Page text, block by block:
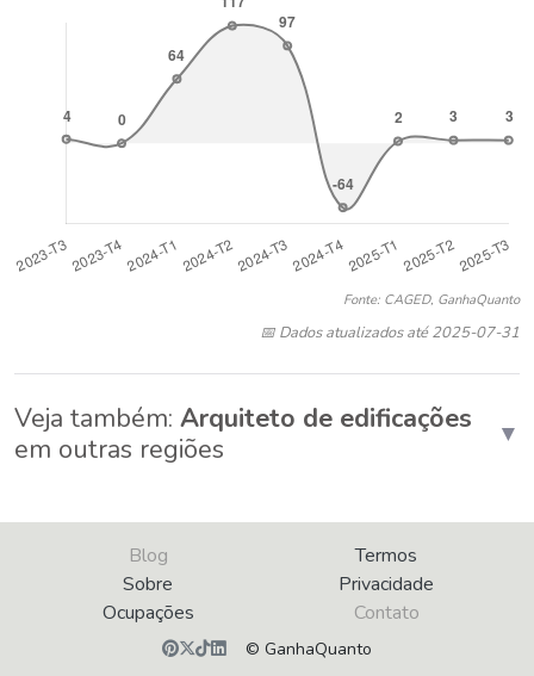
Fonte: CAGED, GanhaQuanto
📅 Dados atualizados até 2025-07-31
Veja também: Arquiteto de edificações
em outras regiões
▼
© GanhaQuanto
Blog
Sobre
Ocupações
Termos
Privacidade
Contato